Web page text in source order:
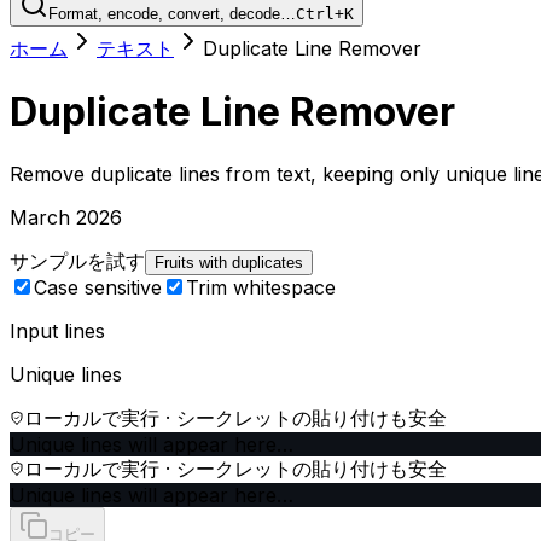
Format, encode, convert, decode…Ctrl+K
ホーム テキスト Duplicate Line Remover
Duplicate Line Remover
Remove duplicate lines from text, keeping only unique
March 2026
サンプルを試す
Fruits with duplicates
Case sensitive
Trim whitespace
Input lines
Unique lines
ローカルで実行 · シークレットの貼り付けも安全
ローカルで実行 · シークレットの貼り付けも安全
コピー